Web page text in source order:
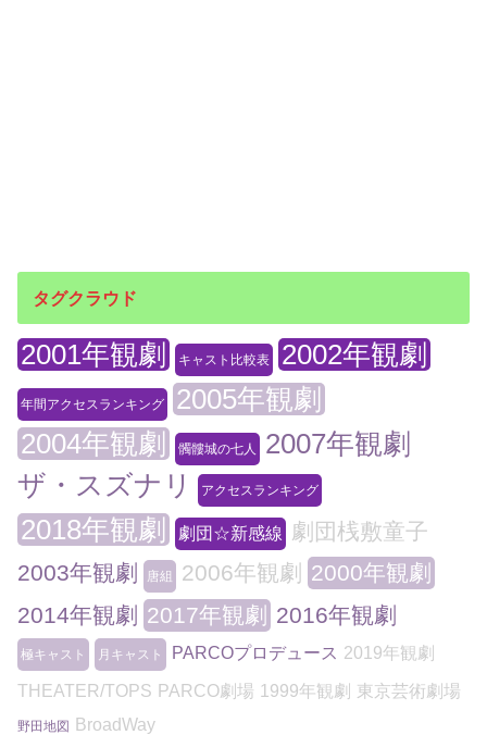
タグクラウド
2001年観劇 キャスト比較表 2002年観劇
年間アクセスランキング
2005年観劇
2004年観劇
髑髏城の七人
2007年観劇
ザ・スズナリ
アクセスランキング
2018年観劇 劇団☆新感線
劇団桟敷童子
2003年観劇
唐組 2006年観劇
2000年観劇
2014年観劇 2017年観劇 2016年観劇
極キャスト 月キャスト PARCOプロデュース 2019年観劇
THEATER/TOPS PARCO劇場 1999年観劇 東京芸術劇場
野田地図 BroadWay